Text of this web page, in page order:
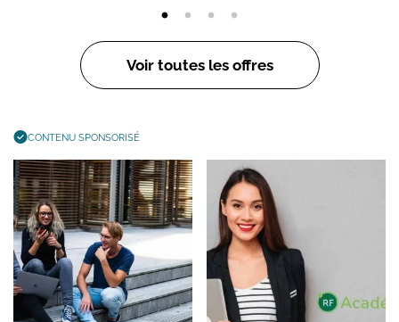
Voir toutes les offres
CONTENU SPONSORISÉ